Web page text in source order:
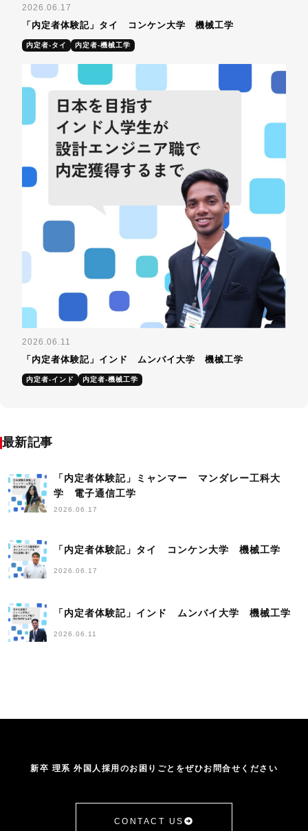
2026.06.17
「内定者体験記」タイ コンケン大学 機械工学
内定者-タイ 内定者-機械工学
2026.06.11
「内定者体験記」インド ムンバイ大学 機械工学
内定者-インド 内定者-機械工学
最新記事
「内定者体験記」ミャンマー マンダレー工科大
学 電子通信工学
2026.06.17
「内定者体験記」タイ コンケン大学 機械工学
2026.06.17
「内定者体験記」インド ムンバイ大学 機械工学
2026.06.11
新卒 理系 外国人採用のお困りごとをぜひお問合せください
CONTACT US